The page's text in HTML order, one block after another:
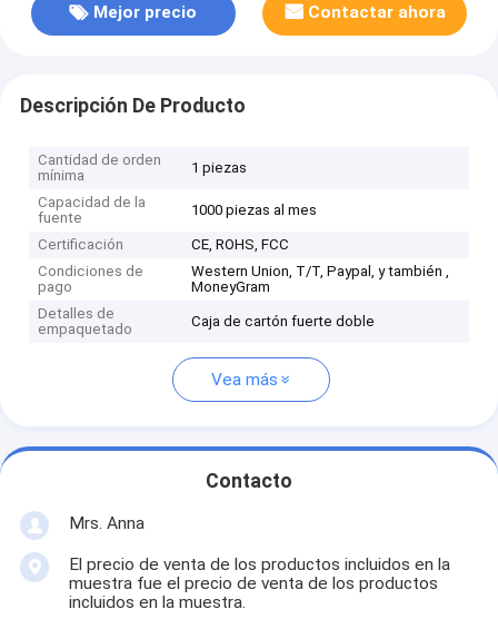
Mejor precio Contactar ahora
Descripción De Producto
Cantidad de orden
mínima
1 piezas
Capacidad de la
fuente
1000 piezas al mes
Certificación
CE, ROHS, FCC
Condiciones de
pago
Western Union, T/T, Paypal, y también ,
MoneyGram
Detalles de
empaquetado
Caja de cartón fuerte doble
Vea más
Contacto
Mrs. Anna
El precio de venta de los productos incluidos en la
muestra fue el precio de venta de los productos
incluidos en la muestra.